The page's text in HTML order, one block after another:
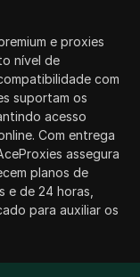
e proxies
nível de
com
suportam os
acesso
Com entrega
assegura
planos de
e de 24 horas,
para auxiliar os